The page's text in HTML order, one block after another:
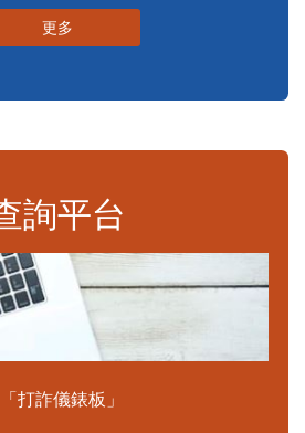
更多
詢平台
打詐儀錶板」